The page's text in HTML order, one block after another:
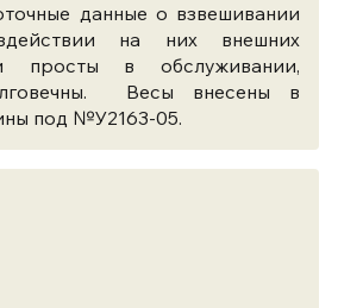
данные о взвешивании
на них внешних
просты в обслуживании,
Весы внесены в
под №У2163-05.